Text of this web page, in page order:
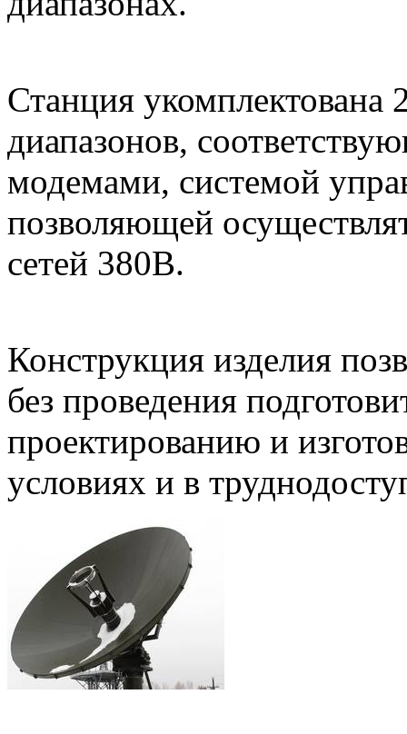
Станция
диапазонов,
модемами, системой
позволяющей
сетей 380В.
Конструкция изделия
без проведения
проектированию и
условиях и в